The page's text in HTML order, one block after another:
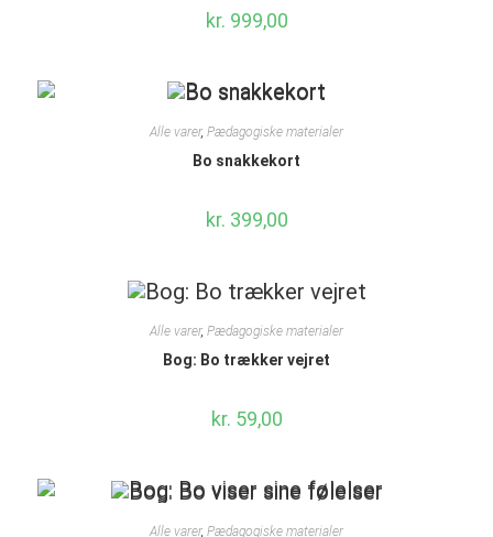
kr. 999,00
Alle varer, Pædagogiske materialer
Bo snakkekort
kr. 399,00
Alle varer, Pædagogiske materialer
Bog: Bo trækker vejret
kr. 59,00
Alle varer, Pædagogiske materialer